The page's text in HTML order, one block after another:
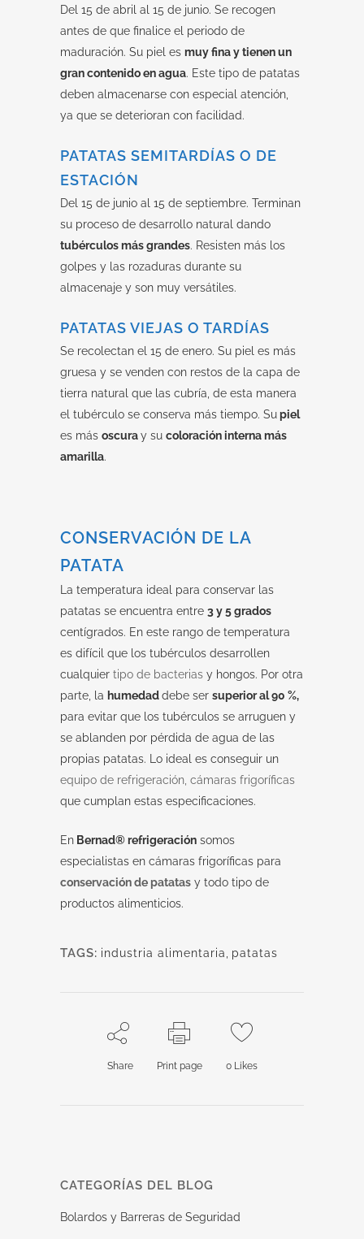
Del 15 de abril al 15 de junio. Se recogen
antes de que finalice el periodo de
maduración. Su piel es muy fina y tienen un
gran contenido en agua. Este tipo de patatas
deben almacenarse con especial atención,
ya que se deterioran con facilidad.
PATATAS SEMITARDÍAS O DE
ESTACIÓN
Del 15 de junio al 15 de septiembre. Terminan
su proceso de desarrollo natural dando
tubérculos más grandes. Resisten más los
golpes y las rozaduras durante su
almacenaje y son muy versátiles.
PATATAS VIEJAS O TARDÍAS
Se recolectan el 15 de enero. Su piel es más
gruesa y se venden con restos de la capa de
tierra natural que las cubría, de esta manera
el tubérculo se conserva más tiempo. Supiel
es más oscuray su coloración interna más
amarilla.
CONSERVACIÓN DE LA
PATATA
La temperatura ideal para conservar las
patatas se encuentra entre 3 y 5 grados
centígrados. En este rango de temperatura
es difícil que los tubérculos desarrollen
cualquier tipo de bacterias y hongos. Por otra
parte, la humedaddebe ser superior al 90 %,
para evitar que los tubérculos se arruguen y
se ablanden por pérdida de agua de las
propias patatas. Lo ideal es conseguir un
equipo de refrigeración, cámaras frigoríficas
que cumplan estas especificaciones.
En Bernad® refrigeración somos
especialistas en cámaras frigoríficas para
conservación de patatas y todo tipo de
productos alimenticios.
TAGS: industria alimentaria patatas
Share Print page 0Likes
CATEGORÍAS DEL BLOG
Bolardos y Barreras de Seguridad